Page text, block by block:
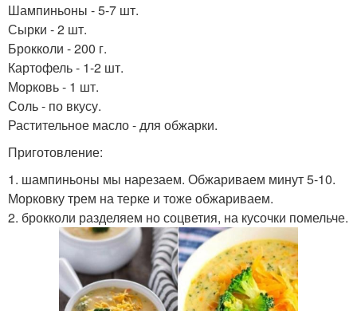
Шампиньоны - 5-7 шт.
Сырки - 2 шт.
Брокколи - 200 г.
Картофель - 1-2 шт.
Морковь - 1 шт.
Соль - по вкусу.
Растительное масло - для обжарки.
Приготовление:
1. шампиньоны мы нарезаем. Обжариваем минут 5-10.
Морковку трем на терке и тоже обжариваем.
2. брокколи разделяем но соцветия, на кусочки помельче.